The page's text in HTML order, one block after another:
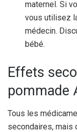
maternel. Si
vous utilisez
médecin.
bébé.
Effets
pommade
Tous les
secondaires, mais